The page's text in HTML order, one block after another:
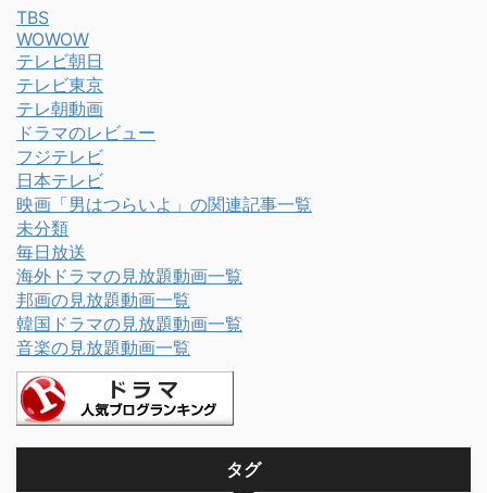
TBS
WOWOW
テレビ朝日
テレビ東京
テレ朝動画
ドラマのレビュー
フジテレビ
日本テレビ
映画「男はつらいよ」の関連記事一覧
未分類
毎日放送
海外ドラマの見放題動画一覧
邦画の見放題動画一覧
韓国ドラマの見放題動画一覧
音楽の見放題動画一覧
タグ